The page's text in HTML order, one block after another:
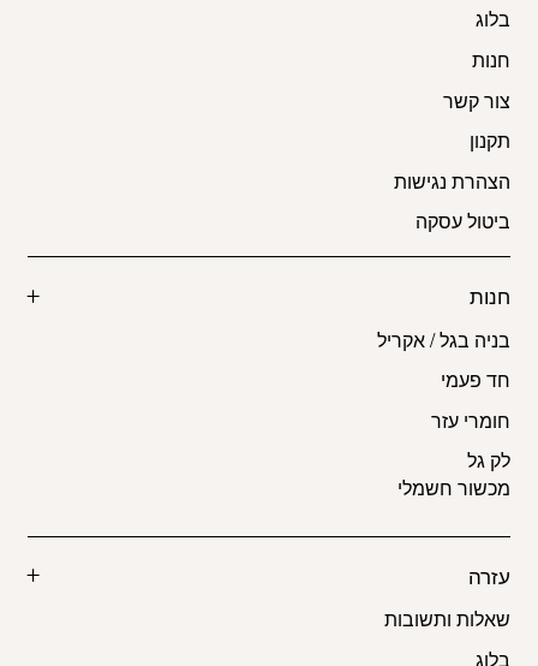
בלוג
חנות
צור קשר
תקנון
הצהרת נגישות
ביטול עסקה
חנות
בניה בגל / אקריל
חד פעמי
חומרי עזר
לק גל
מכשור חשמלי
עזרה
שאלות ותשובות
בלוג